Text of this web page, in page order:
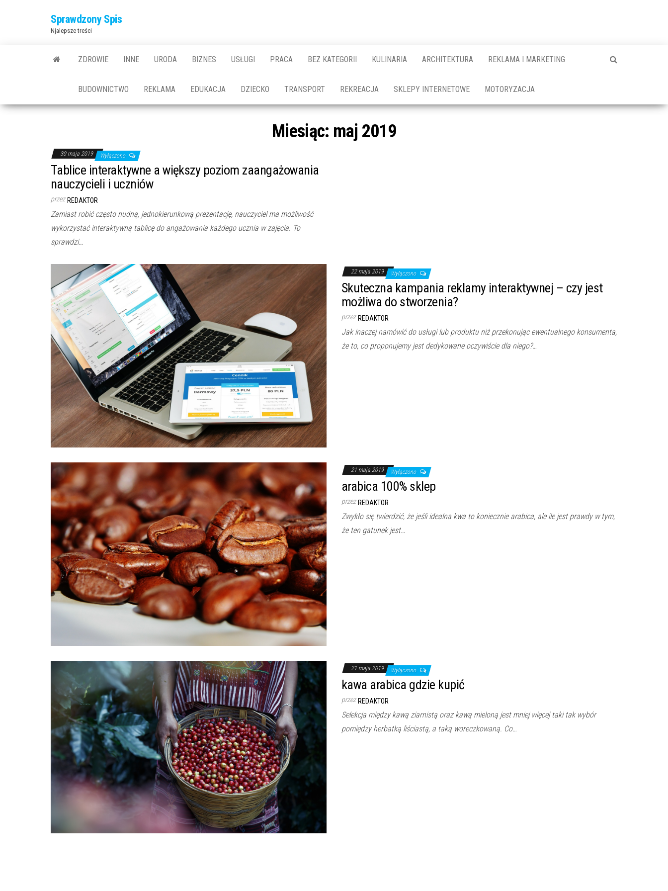
Sprawdzony Spis
Njalepsze treści
ZDROWIE INNE URODA BIZNES USŁUGI PRACA BEZ KATEGORII KULINARIA ARCHITEKTURA REKLAMA I MARKETING
BUDOWNICTWO REKLAMA EDUKACJA DZIECKO TRANSPORT REKREACJA SKLEPY INTERNETOWE MOTORYZACJA
Miesiąc: maj 2019
30 maja 2019 Wyłączono
Tablice interaktywne a większy poziom zaangażowania
nauczycieli i uczniów
przez REDAKTOR
Zamiast robić często nudną, jednokierunkową prezentację, nauczyciel ma możliwość
wykorzystać interaktywną tablicę do angażowania każdego ucznia w zajęcia. To
sprawdzi…
22 maja 2019 Wyłączono
Skuteczna kampania reklamy interaktywnej – czy jest
możliwa do stworzenia?
przez REDAKTOR
Jak inaczej namówić do usługi lub produktu niż przekonując ewentualnego konsumenta,
że to, co proponujemy jest dedykowane oczywiście dla niego?…
21 maja 2019 Wyłączono
arabica 100% sklep
przez REDAKTOR
Zwykło się twierdzić, że jeśli idealna kwa to koniecznie arabica, ale ile jest prawdy w tym,
że ten gatunek jest…
21 maja 2019 Wyłączono
kawa arabica gdzie kupić
przez REDAKTOR
Selekcja między kawą ziarnistą oraz kawą mieloną jest mniej więcej taki tak wybór
pomiędzy herbatką liściastą, a taką woreczkowaną. Co…